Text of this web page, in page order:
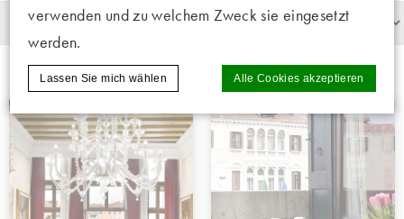
verwenden und zu welchem Zweck sie eingesetzt
werden.
Lassen Sie mich wählen Alle Cookies akzeptieren
Cookie-Erklärung von d-edge Macaron CMP . Letzte
Aktualisierung: 2025-02-06.
Was sind Cookies?